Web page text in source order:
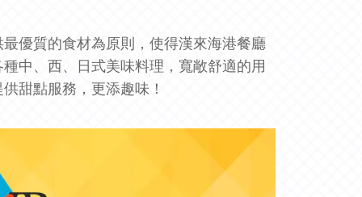
優質的食材為原則，使得漢來海港餐廳
中、 西、日式美味料理，寬敞舒適的用
甜點服務，更添趣味！